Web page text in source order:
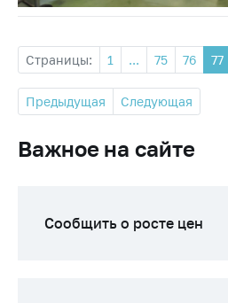
Страницы: 1 ... 75 76 77
Предыдущая Следующая
Важное на сайте
Сообщить о росте цен